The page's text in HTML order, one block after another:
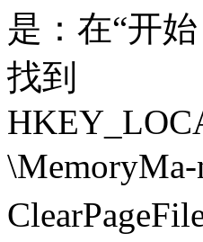
是：在“开
找到